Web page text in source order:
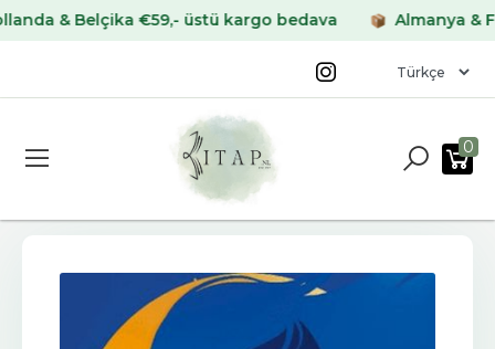
& Belçika €59,- üstü kargo bedava Almanya &
0